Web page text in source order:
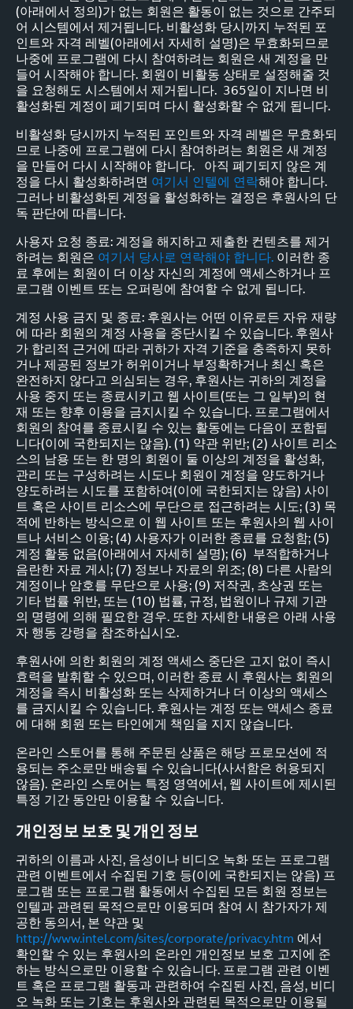
(아래에서 정의)가 없는 회원은 활동이 없는 것으로 간주되
어 시스템에서 제거됩니다. 비활성화 당시까지 누적된 포
인트와 자격 레벨(아래에서 자세히 설명)은 무효화되므로
나중에 프로그램에 다시 참여하려는 회원은 새 계정을 만
들어 시작해야 합니다. 회원이 비활동 상태로 설정해줄 것
을 요청해도 시스템에서 제거됩니다. 365일이 지나면 비
활성화된 계정이 폐기되며 다시 활성화할 수 없게 됩니다.
비활성화 당시까지 누적된 포인트와 자격 레벨은 무효화되
므로 나중에 프로그램에 다시 참여하려는 회원은 새 계정
을 만들어 다시 시작해야 합니다. 아직 폐기되지 않은 계
정을 다시 활성화하려면 여기서 인텔에 연락해야 합니다.
그러나 비활성화된 계정을 활성화하는 결정은 후원사의 단
독 판단에 따릅니다.
사용자 요청 종료: 계정을 해지하고 제출한 컨텐츠를 제거
하려는 회원은 여기서 당사로 연락해야 합니다. 이러한 종
료 후에는 회원이 더 이상 자신의 계정에 액세스하거나 프
로그램 이벤트 또는 오퍼링에 참여할 수 없게 됩니다.
계정 사용 금지 및 종료: 후원사는 어떤 이유로든 자유 재량
에 따라 회원의 계정 사용을 중단시킬 수 있습니다. 후원사
가 합리적 근거에 따라 귀하가 자격 기준을 충족하지 못하
거나 제공된 정보가 허위이거나 부정확하거나 최신 혹은
완전하지 않다고 의심되는 경우, 후원사는 귀하의 계정을
사용 중지 또는 종료시키고 웹 사이트(또는 그 일부)의 현
재 또는 향후 이용을 금지시킬 수 있습니다. 프로그램에서
회원의 참여를 종료시킬 수 있는 활동에는 다음이 포함됩
니다(이에 국한되지는 않음). (1) 약관 위반; (2) 사이트 리소
스의 남용 또는 한 명의 회원이 둘 이상의 계정을 활성화,
관리 또는 구성하려는 시도나 회원이 계정을 양도하거나
양도하려는 시도를 포함하여(이에 국한되지는 않음) 사이
트 혹은 사이트 리소스에 무단으로 접근하려는 시도; (3) 목
적에 반하는 방식으로 이 웹 사이트 또는 후원사의 웹 사이
트나 서비스 이용; (4) 사용자가 이러한 종료를 요청함; (5)
계정 활동 없음(아래에서 자세히 설명); (6) 부적합하거나
음란한 자료 게시; (7) 정보나 자료의 위조; (8) 다른 사람의
계정이나 암호를 무단으로 사용; (9) 저작권, 초상권 또는
기타 법률 위반, 또는 (10) 법률, 규정, 법원이나 규제 기관
의 명령에 의해 필요한 경우. 또한 자세한 내용은 아래 사용
자 행동 강령을 참조하십시오.
후원사에 의한 회원의 계정 액세스 중단은 고지 없이 즉시
효력을 발휘할 수 있으며, 이러한 종료 시 후원사는 회원의
계정을 즉시 비활성화 또는 삭제하거나 더 이상의 액세스
를 금지시킬 수 있습니다. 후원사는 계정 또는 액세스 종료
에 대해 회원 또는 타인에게 책임을 지지 않습니다.
온라인 스토어를 통해 주문된 상품은 해당 프로모션에 적
용되는 주소로만 배송될 수 있습니다(사서함은 허용되지
않음). 온라인 스토어는 특정 영역에서, 웹 사이트에 제시된
특정 기간 동안만 이용할 수 있습니다.
개인정보 보호 및 개인 정보
귀하의 이름과 사진, 음성이나 비디오 녹화 또는 프로그램
관련 이벤트에서 수집된 기호 등(이에 국한되지는 않음) 프
로그램 또는 프로그램 활동에서 수집된 모든 회원 정보는
인텔과 관련된 목적으로만 이용되며 참여 시 참가자가 제
공한 동의서, 본 약관 및
http://www.intel.com/sites/corporate/privacy.htm 에서
확인할 수 있는 후원사의 온라인 개인정보 보호 고지에 준
하는 방식으로만 이용할 수 있습니다. 프로그램 관련 이벤
트 혹은 프로그램 활동과 관련하여 수집된 사진, 음성, 비디
오 녹화 또는 기호는 후원사와 관련된 목적으로만 이용될